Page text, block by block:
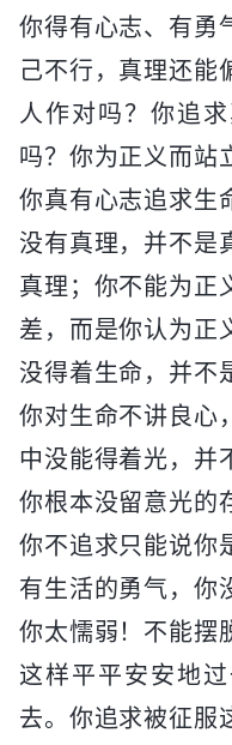
你得有心志、有勇
己不行，真理还能
人作对吗？你追
吗？你为正义而站
你真有心志追求生
没有真理，并不是
真理；你不能为正
差，而是你认为正
没得着生命，并不
你对生命不讲良心
中没能得着光，并
你根本没留意光的
你不追求只能说你
有生活的勇气，你
你太懦弱！不能摆
这样平平安安地
去。你追求被征服